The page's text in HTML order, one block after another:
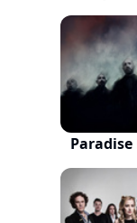
Paradise